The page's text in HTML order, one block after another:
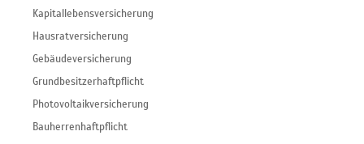
Kapitallebensversicherung
Hausratversicherung
Gebäudeversicherung
Grundbesitzerhaftpflicht
Photovoltaikversicherung
Bauherrenhaftpflicht